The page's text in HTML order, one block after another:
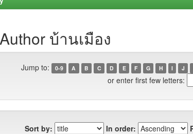
บ้านเมือง
Jump to: 0-9 A B C D E F G H I J
or enter first few letters:
Sort by: In order: